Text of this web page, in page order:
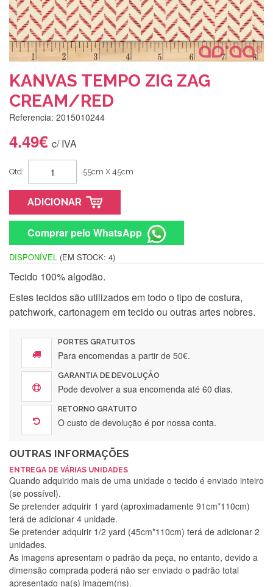
KANVAS TEMPO ZIG ZAG
CREAM/RED
Referencia: 2015010244
4.49€ c/ IVA
Qtd: 55cm X 45cm
ADICIONAR
Comprar pelo WhatsApp
DISPONÍVEL (EM STOCK: 4)
Tecido 100% algodão.
Estes tecidos são utilizados em todo o tipo de costura,
patchwork, cartonagem em tecido ou outras artes nobres.
PORTES GRATUITOS
Para encomendas a partir de 50€.
GARANTIA DE DEVOLUÇÃO
Pode devolver a sua encomenda até 60 dias.
RETORNO GRATUITO
O custo de devolução é por nossa conta.
OUTRAS INFORMAÇÕES
ENTREGA DE VÁRIAS UNIDADES
Quando adquirido mais de uma unidade o tecido é enviado inteiro
(se possível).
Se pretender adquirir 1 yard (aproximadamente 91cm*110cm)
terá de adicionar 4 unidade.
Se pretender adquirir 1/2 yard (45cm*110cm) terá de adicionar 2
unidades.
As imagens apresentam o padrão da peça, no entanto, devido a
dimensão comprada poderá não ser enviado o padrão total
apresentado na(s) imagem(ns).